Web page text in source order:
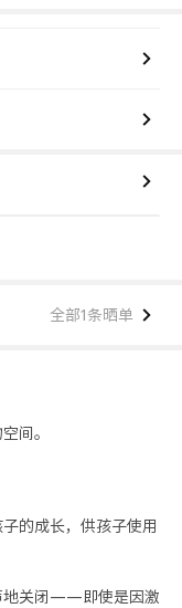
全部1条晒单
间。
的成长，供孩子使用
地关闭——即使是因激